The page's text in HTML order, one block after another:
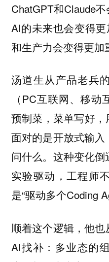
ChatGPT和Claude不
AI的未来也会变得
和生产力会变得更加
汤道生从产品老兵
（PC互联网、移
预制菜，菜单写好
面对的是开放式输
问什么。这种变化倒
实验驱动，工程师
是“驱动多个Coding
顺着这个逻辑，他
AI找补：多业态的